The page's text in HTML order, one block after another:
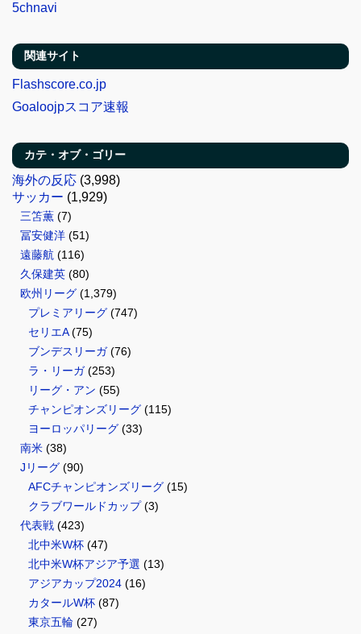
5chnavi
関連サイト
Flashscore.co.jp
Goaloojpスコア速報
カテ・オブ・ゴリー
海外の反応 (3,998)
サッカー (1,929)
三笘薫 (7)
冨安健洋 (51)
遠藤航 (116)
久保建英 (80)
欧州リーグ (1,379)
プレミアリーグ (747)
セリエA(75)
ブンデスリーガ(76)
ラ・リーガ(253)
リーグ・アン (55)
チャンピオンズリーグ (115)
ヨーロッパリーグ (33)
南米 (38)
Jリーグ (90)
AFCチャンピオンズリーグ (15)
クラブワールドカップ(3)
代表戦 (423)
北中米W杯 (47)
北中米W杯アジア予選 (13)
アジアカップ2024 (16)
カタールW杯 (87)
東京五輪 (27)